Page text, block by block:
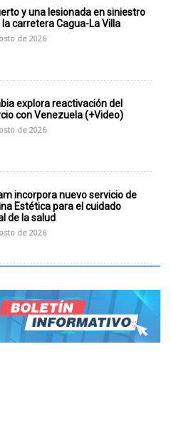
y una lesionada en siniestro
la carretera Cagua-La Villa
de 2026
explora reactivación del
con Venezuela (+Video)
de 2026
incorpora nuevo servicio de
Estética para el cuidado
de la salud
de 2026